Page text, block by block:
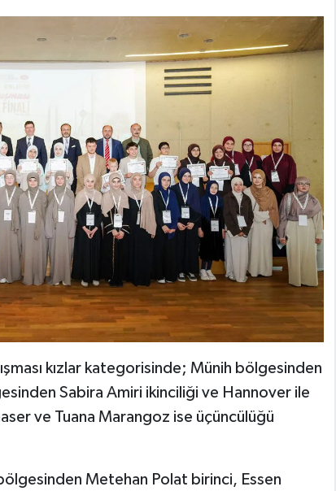
kızlar kategorisinde; Münih bölgesinden
Sabira Amiri ikinciliği ve Hannover ile
ve Tuana Marangoz ise üçüncülüğü
Metehan Polat birinci, Essen